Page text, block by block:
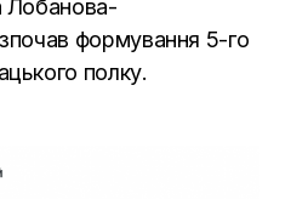
Лобанова-
формування 5-го
полку.